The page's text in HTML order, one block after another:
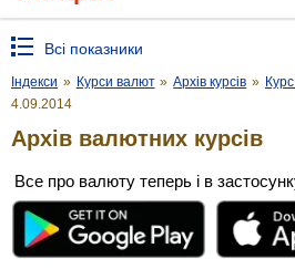
Всі показники
Індекси » Курси валют » Архів курсів »
4.09.2014
Архів валютних курсів
Все про валюту теперь і в